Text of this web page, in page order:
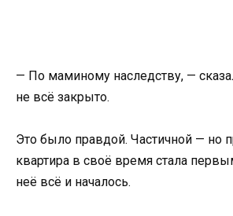
— По маминому наследству, —
не всё закрыто.
Это было правдой. Частичной — но
квартира в своё время стала
неё всё и началось.